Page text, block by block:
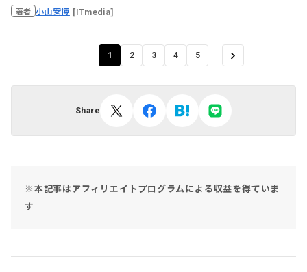
著者 小山安博 [ITmedia]
1 2 3 4 5
Share
※本記事はアフィリエイトプログラムによる収益を得ていま
す